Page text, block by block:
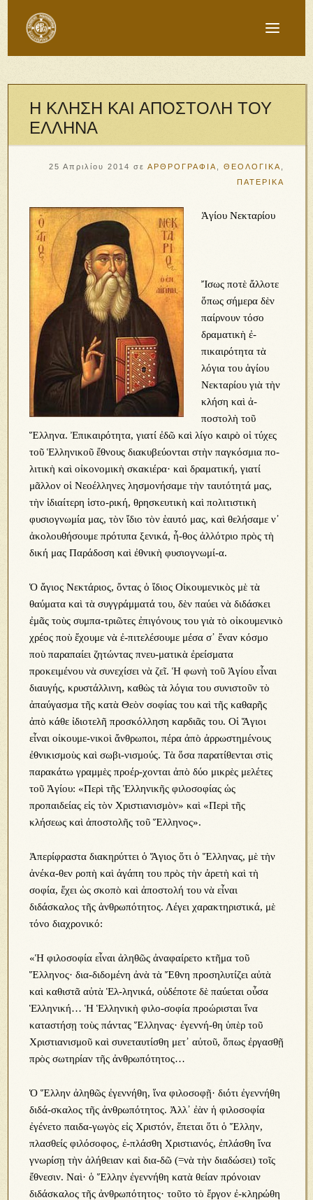
Η ΚΛΗΣΗ ΚΑΙ ΑΠΟΣΤΟΛΗ ΤΟΥ
ΕΛΛΗΝΑ
25 Απριλίου 2014 σε ΑΡΘΡΟΓΡΑΦΙΑ ΘΕΟΛΟΓΙΚΑ
ΠΑΤΕΡΙΚΑ
Ἁγίου Νεκταρίου
Ἴσως ποτὲ ἄλλοτε
ὅπως σήμερα δὲν
παίρνουν τόσο
δραματικὴ ἐ-
πικαιρότητα τὰ
λόγια του ἁγίου
Νεκταρίου γιὰ τὴν
κλήση καὶ ἀ-
ποστολὴ τοῦ
Ἕλληνα. Ἐπικαιρότητα, γιατί ἐδῶ καὶ λίγο καιρὸ οἱ τύχες
τοῦ Ἑλληνικοῦ ἔθνους διακυβεύονται στὴν παγκόσμια πο-
λιτικὴ καὶ οἰκονομικὴ σκακιέρα· καὶ δραματική, γιατί
μᾶλλον οἱ Νεοέλληνες λησμονήσαμε τὴν ταυτότητά μας,
τὴν ἰδιαίτερη ἱστο-ρική, θρησκευτικὴ καὶ πολιτιστικὴ
φυσιογνωμία μας, τὸν ἴδιο τὸν ἑαυτό μας, καὶ θελήσαμε ν᾿
ἀκολουθήσουμε πρότυπα ξενικά, ἦ-θος ἀλλότριο πρὸς τὴ
δική μας Παράδοση καὶ ἐθνικὴ φυσιογνωμί-α.
Ὁ ἅγιος Νεκτάριος, ὄντας ὁ ἴδιος Οἰκουμενικὸς μὲ τὰ
θαύματα καὶ τὰ συγγράμματά του, δὲν παύει νὰ διδάσκει
ἐμᾶς τοὺς συμπα-τριῶτες ἐπιγόνους του γιὰ τὸ οἰκουμενικὸ
χρέος ποὺ ἔχουμε νὰ ἐ-πιτελέσουμε μέσα σ᾿ ἕναν κόσμο
ποὺ παραπαίει ζητώντας πνευ-ματικὰ ἐρείσματα
προκειμένου νὰ συνεχίσει νὰ ζεῖ. Ἡ φωνὴ τοῦ Ἁγίου εἶναι
διαυγής, κρυστάλλινη, καθὼς τὰ λόγια του συνιστοῦν τὸ
ἀπαύγασμα τῆς κατὰ Θεὸν σοφίας του καὶ τῆς καθαρῆς
ἀπὸ κάθε ἰδιοτελῆ προσκόλληση καρδιᾶς του. Οἱ Ἅγιοι
εἶναι οἰκουμε-νικοὶ ἄνθρωποι, πέρα ἀπὸ ἀρρωστημένους
ἐθνικισμοὺς καὶ σωβι-νισμούς. Τὰ ὅσα παρατίθενται στὶς
παρακάτω γραμμὲς προέρ-χονται ἀπὸ δύο μικρὲς μελέτες
τοῦ Ἁγίου: «Περὶ τῆς Ἑλληνικῆς φιλοσοφίας ὡς
προπαιδείας εἰς τὸν Χριστιανισμὸν» καὶ «Περὶ τῆς
κλήσεως καὶ ἀποστολῆς τοῦ Ἕλληνος».
Ἀπερίφραστα διακηρύττει ὁ Ἅγιος ὅτι ὁ Ἕλληνας, μὲ τὴν
ἀνέκα-θεν ροπὴ καὶ ἀγάπη του πρὸς τὴν ἀρετὴ καὶ τὴ
σοφία, ἔχει ὡς σκοπὸ καὶ ἀποστολή του νὰ εἶναι
διδάσκαλος τῆς ἀνθρωπότητος. Λέγει χαρακτηριστικά, μὲ
τόνο διαχρονικό:
«Ἡ φιλοσοφία εἶναι ἀληθῶς ἀναφαίρετο κτῆμα τοῦ
Ἕλληνος· δια-διδομένη ἀνὰ τὰ Ἔθνη προσηλυτίζει αὐτὰ
καὶ καθιστᾶ αὐτὰ Ἑλ-ληνικά, οὐδέποτε δὲ παύεται οὖσα
Ἑλληνική… Ἡ Ἑλληνικὴ φιλο-σοφία προώρισται ἵνα
καταστήσῃ τοὺς πάντας Ἕλληνας· ἐγεννή-θη ὑπὲρ τοῦ
Χριστιανισμοῦ καὶ συνεταυτίσθη μετ᾿ αὐτοῦ, ὅπως ἐργασθῇ
πρὸς σωτηρίαν τῆς ἀνθρωπότητος…
Ὁ Ἕλλην ἀληθῶς ἐγεννήθη, ἵνα φιλοσοφῇ· διότι ἐγεννήθη
διδά-σκαλος τῆς ἀνθρωπότητος. Ἀλλ᾿ ἐὰν ἡ φιλοσοφία
ἐγένετο παιδα-γωγὸς εἰς Χριστόν, ἕπεται ὅτι ὁ Ἕλλην,
πλασθείς φιλόσοφος, ἐ-πλάσθη Χριστιανός, ἐπλάσθη ἵνα
γνωρίσῃ τὴν ἀλήθειαν καὶ δια-δῶ (=νὰ τὴν διαδώσει) τοῖς
ἔθνεσιν. Ναὶ· ὁ Ἕλλην ἐγεννήθη κατὰ θείαν πρόνοιαν
διδάσκαλος τῆς ἀνθρωπότητος· τοῦτο τὸ ἔργον ἐ-κληρώθη